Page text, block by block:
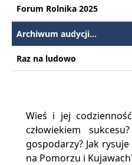
Forum Rolnika 2025
Archiwum audycji...
Raz na ludowo
Wieś i jej
człowiekiem
gospodarzy? Jak
na Pomorzu i